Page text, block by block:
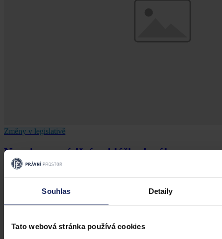
Souhlas Detaily
Tato webová stránka používá cookies
Změny v legislativě
Novela prováděcí vyhlášky k zákonu o
veřejném zdravotním pojištění
Dne 1. 7. 2026 své účinnosti nabyla vyhláška, kterou se mění
vyhláška č. 376/2011 Sb., kterou se provádějí některá ustanovení
zákona o veřejném zdravotním pojištění, ve znění pozdějších
publikována pod č. 119/2026 Sb.
Mgr. Martin Glogar • 30. července 2026, 07:27